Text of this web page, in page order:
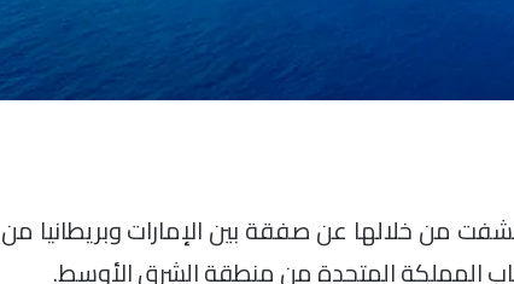
من خلالها عن صفقة بين الإمارات وبريطانيا من
المملكة المتحدة من منطقة الشرق الأوسط.